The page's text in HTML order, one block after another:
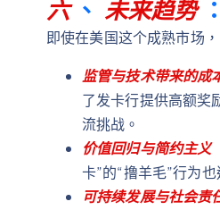
六、 未来趋势：
即使在美国这个成熟市场
监管与技术带来的成
了发卡行提供高额奖
流挑战。
价值回归与简约主义
卡”的“撸羊毛”行为
可持续发展与社会责